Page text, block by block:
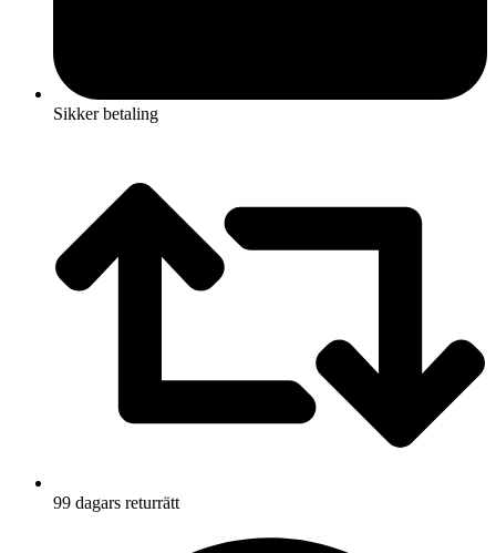
Sikker betaling
99 dagars returrätt